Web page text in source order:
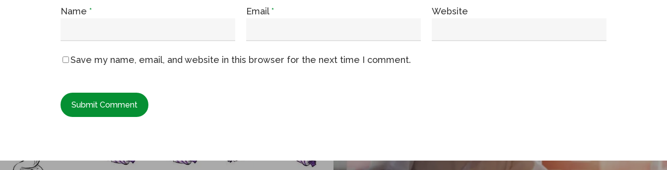
Name * Email* Website
Save my name, email, and website in this browser for the next time I comment.